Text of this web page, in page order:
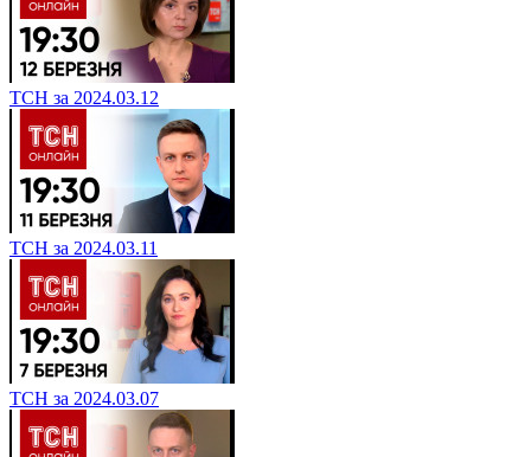
ТСН за 2024.03.12
ТСН за 2024.03.11
ТСН за 2024.03.07